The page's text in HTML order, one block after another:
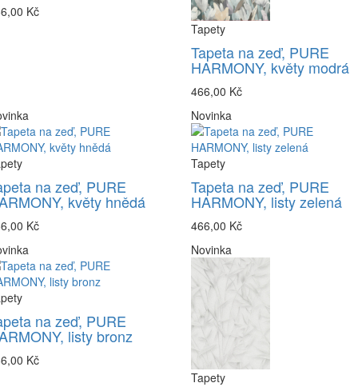
Kč
Tapety
Tapeta na zeď, PURE
HARMONY, květy modrá
466,00 Kč
na zeď, PURE
květy hnědá
Kč
Novinka
Tapety
Tapeta na zeď, PURE
HARMONY, listy zelená
466,00 Kč
na zeď, PURE
listy bronz
Kč
Novinka
Tapety